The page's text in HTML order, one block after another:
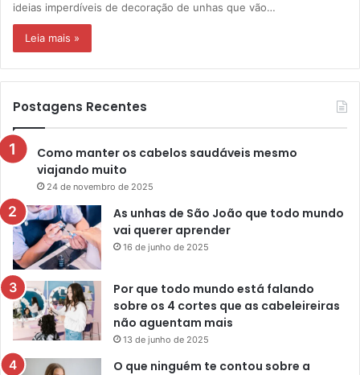
ideias imperdíveis de decoração de unhas que vão…
Leia mais »
Postagens Recentes
Como manter os cabelos saudáveis mesmo
viajando muito
24 de novembro de 2025
As unhas de São João que todo mundo
vai querer aprender
16 de junho de 2025
Por que todo mundo está falando
sobre os 4 cortes que as cabeleireiras
não aguentam mais
13 de junho de 2025
O que ninguém te contou sobre a